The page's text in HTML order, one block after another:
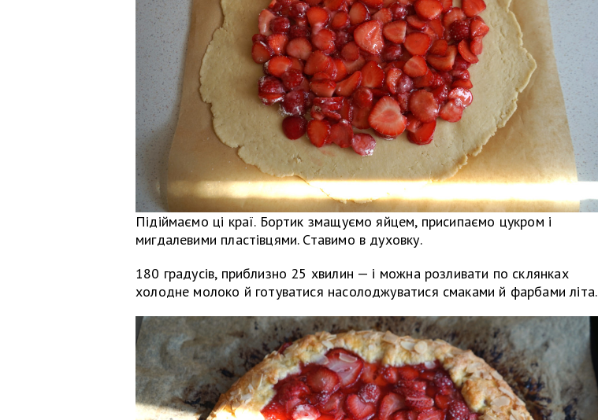
Підіймаємо ці краї. Бортик змащуємо яйцем, присипаємо цукром і
мигдалевими пластівцями. Ставимо в духовку.
180 градусів, приблизно 25 хвилин — і можна розливати по склянках
холодне молоко й готуватися насолоджуватися смаками й фарбами літа.